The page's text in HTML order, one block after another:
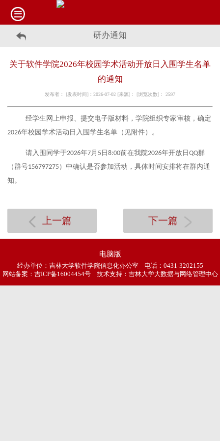
研办通知
关于软件学院2026年校园学术活动开放日入围学生名单
的通知
发布者： [发表时间]：2026-07-02 [来源]： [浏览次数]： 2597
经学生网上申报、提交电子版材料，学院组织专家审核，确定
2026年校园学术活动日入围学生名单（见附件）。
请入围同学于2026年7月 5 日 8:00前在我院2026年开放日 QQ群
（群号156797275）中确认是否参加活动，具体时间安排将在群内通
知。
上一篇 下一篇
电脑版
经办单位：吉林大学软件学院信息化办公室 电话：0431-3202155
网站备案： 吉ICP备16004454号技术支持：吉林大学大数据与网络管理中心